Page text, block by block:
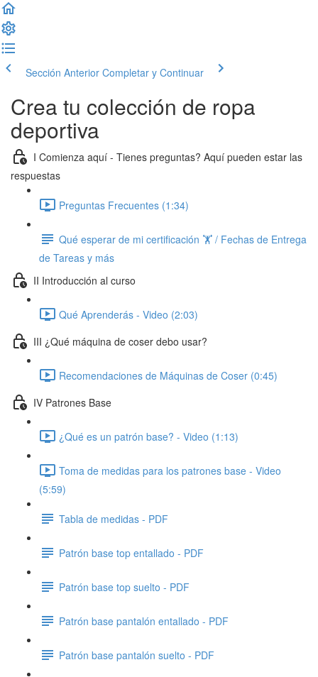
Sección Anterior Completar y Continuar
Crea tu colección de ropa
deportiva
I Comienza aquí - Tienes preguntas? Aquí pueden estar las
respuestas
Preguntas Frecuentes (1:34)
Qué esperar de mi certificación 🏋️ / Fechas de Entrega
de Tareas y más
II Introducción al curso
Qué Aprenderás - Video (2:03)
III ¿Qué máquina de coser debo usar?
Recomendaciones de Máquinas de Coser (0:45)
IV Patrones Base
¿Qué es un patrón base? - Video (1:13)
Toma de medidas para los patrones base - Video
(5:59)
Tabla de medidas - PDF
Patrón base top entallado - PDF
Patrón base top suelto - PDF
Patrón base pantalón entallado - PDF
Patrón base pantalón suelto - PDF